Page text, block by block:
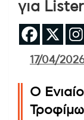
για
17/04/
Ο